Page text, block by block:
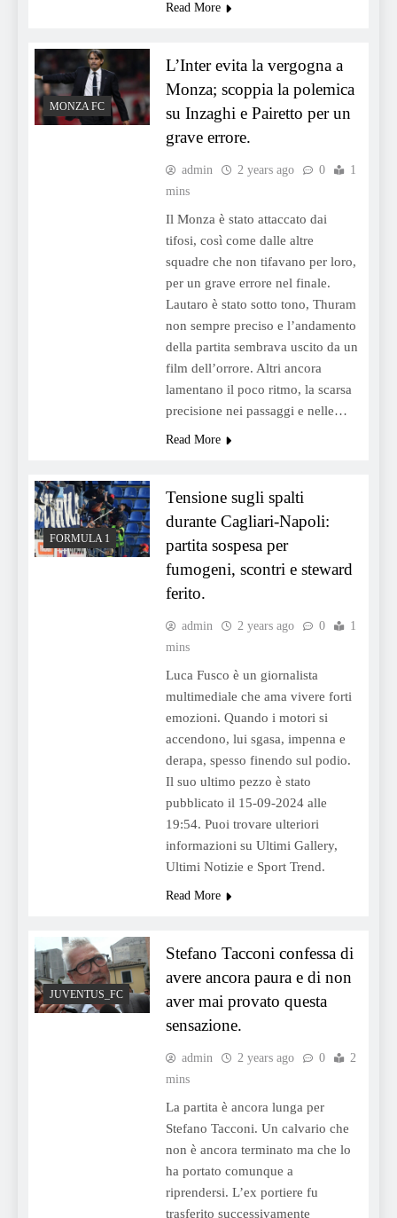
Read More
MONZA FC
L’Inter evita la vergogna a
Monza; scoppia la polemica
su Inzaghi e Pairetto per un
grave errore.
admin 2 years ago 0
1
mins
Il Monza è stato attaccato dai
tifosi, così come dalle altre
squadre che non tifavano per loro,
per un grave errore nel finale.
Lautaro è stato sotto tono, Thuram
non sempre preciso e l’andamento
della partita sembrava uscito da un
film dell’orrore. Altri ancora
lamentano il poco ritmo, la scarsa
precisione nei passaggi e nelle…
Read More
FORMULA 1
Tensione sugli spalti
durante Cagliari-Napoli:
partita sospesa per
fumogeni, scontri e steward
ferito.
admin 2 years ago 0
1
mins
Luca Fusco è un giornalista
multimediale che ama vivere forti
emozioni. Quando i motori si
accendono, lui sgasa, impenna e
derapa, spesso finendo sul podio.
Il suo ultimo pezzo è stato
pubblicato il 15-09-2024 alle
19:54. Puoi trovare ulteriori
informazioni su Ultimi Gallery,
Ultimi Notizie e Sport Trend.
Read More
JUVENTUS_FC
Stefano Tacconi confessa di
avere ancora paura e di non
aver mai provato questa
sensazione.
admin 2 years ago 0
2
mins
La partita è ancora lunga per
Stefano Tacconi. Un calvario che
non è ancora terminato ma che lo
ha portato comunque a
riprendersi. L’ex portiere fu
trasferito successivamente